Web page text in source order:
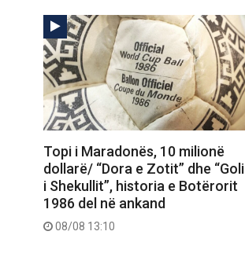
Topi i Maradonës, 10 milionë
dollarë/ “Dora e Zotit” dhe “Goli
i Shekullit”, historia e Botërorit
1986 del në ankand
08/08 13:10